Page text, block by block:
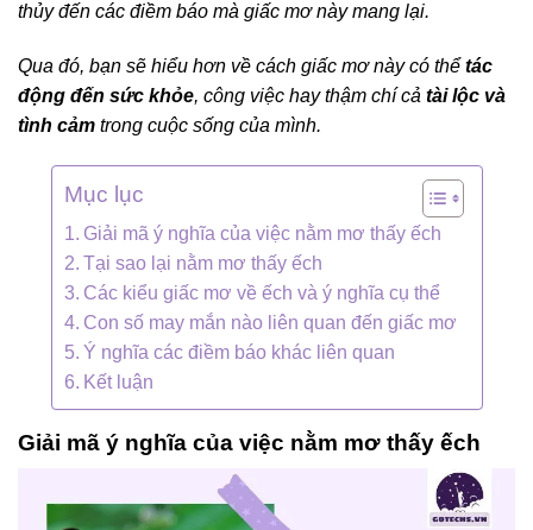
thủy đến các điềm báo mà giấc mơ này mang lại.
Qua đó, bạn sẽ hiểu hơn về cách giấc mơ này có thểtác
động đến sức khỏe, công việc hay thậm chí cả tài lộc và
tình cảm trong cuộc sống của mình.
Mục lục
Giải mã ý nghĩa của việc nằm mơ thấy ếch
Tại sao lại nằm mơ thấy ếch
Các kiểu giấc mơ về ếch và ý nghĩa cụ thể
Con số may mắn nào liên quan đến giấc mơ
Ý nghĩa các điềm báo khác liên quan
Kết luận
Giải mã ý nghĩa của việc nằm mơ thấy ếch